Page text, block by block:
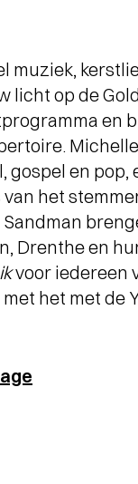
story
100 JAAR-
op de
muziek,
op de
en
en pop,
het
Drenthe en
voor iedereen
het met de